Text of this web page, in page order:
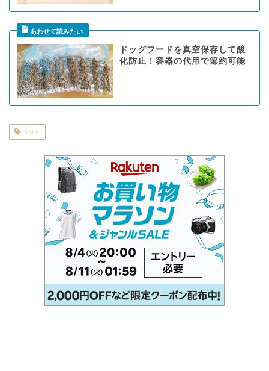
ドッグフードを真空保存して酸
化防止！容器の代用で節約可能
ペット